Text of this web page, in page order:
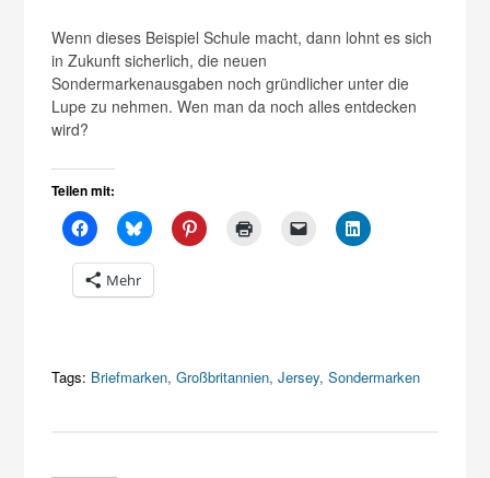
Wenn dieses Beispiel Schule macht, dann lohnt es sich
in Zukunft sicherlich, die neuen
Sondermarkenausgaben noch gründlicher unter die
Lupe zu nehmen. Wen man da noch alles entdecken
wird?
Teilen mit:
Mehr
Tags: Briefmarken,Großbritannien,Jersey,Sondermarken